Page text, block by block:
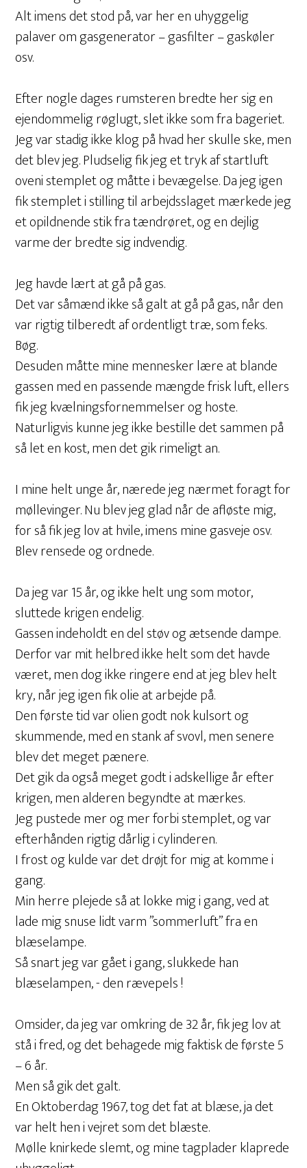
Alt imens det stod på, var her en uhyggelig
palaver om gasgenerator – gasfilter – gaskøler
osv.
Efter nogle dages rumsteren bredte her sig en
ejendommelig røglugt, slet ikke som fra bageriet.
Jeg var stadig ikke klog på hvad her skulle ske, men
det blev jeg. Pludselig fik jeg et tryk af startluft
oveni stemplet og måtte i bevægelse. Da jeg igen
fik stemplet i stilling til arbejdsslaget mærkede jeg
et opildnende stik fra tændrøret, og en dejlig
varme der bredte sig indvendig.
Jeg havde lært at gå på gas.
Det var såmænd ikke så galt at gå på gas, når den
var rigtig tilberedt af ordentligt træ, som f.eks.
Bøg.
Desuden måtte mine mennesker lære at blande
gassen med en passende mængde frisk luft, ellers
fik jeg kvælningsfornemmelser og hoste.
Naturligvis kunne jeg ikke bestille det sammen på
så let en kost, men det gik rimeligt an.
I mine helt unge år, nærede jeg nærmet foragt for
møllevinger. Nu blev jeg glad når de afløste mig,
for så fik jeg lov at hvile, imens mine gasveje osv.
Blev rensede og ordnede.
Da jeg var 15 år, og ikke helt ung som motor,
sluttede krigen endelig.
Gassen indeholdt en del støv og ætsende dampe.
Derfor var mit helbred ikke helt som det havde
været, men dog ikke ringere end at jeg blev helt
kry, når jeg igen fik olie at arbejde på.
Den første tid var olien godt nok kulsort og
skummende, med en stank af svovl, men senere
blev det meget pænere.
Det gik da også meget godt i adskellige år efter
krigen, men alderen begyndte at mærkes.
Jeg pustede mer og mer forbi stemplet, og var
efterhånden rigtig dårlig i cylinderen.
I frost og kulde var det drøjt for mig at komme i
gang.
Min herre plejede så at lokke mig i gang, ved at
lade mig snuse lidt varm ”sommerluft” fra en
blæselampe.
Så snart jeg var gået i gang, slukkede han
blæselampen, - den rævepels !
Omsider, da jeg var omkring de 32 år, fik jeg lov at
stå i fred, og det behagede mig faktisk de første 5
– 6 år.
Men så gik det galt.
En Oktoberdag 1967, tog det fat at blæse, ja det
var helt hen i vejret som det blæste.
Mølle knirkede slemt, og mine tagplader klaprede